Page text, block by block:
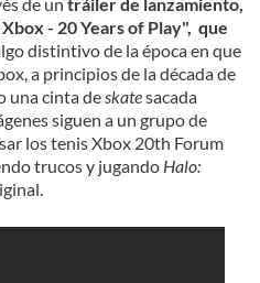
de un tráiler de lanzamiento,
- 20 Years of Play", que
distintivo de la época en que
a principios de la década de
una cinta deskatesacada
siguen a un grupo de
los tenis Xbox 20th Forum
trucos y jugando Halo: